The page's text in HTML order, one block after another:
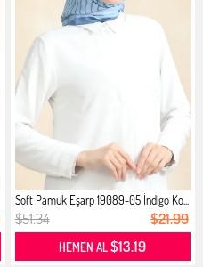
Soft Pamuk Eşarp 19089-05 İndigo Ko...
$51.34 $21.99
HEMEN AL$13.19